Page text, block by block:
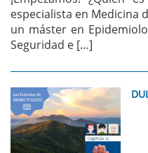
especialista en Medicina
un máster en
Seguridad e […]